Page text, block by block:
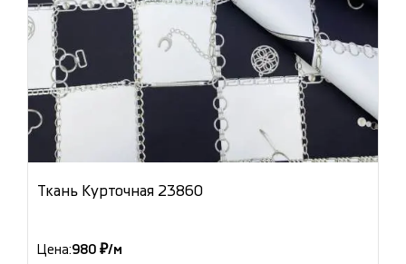
Ткань Курточная 23860
Цена:980 ₽/м